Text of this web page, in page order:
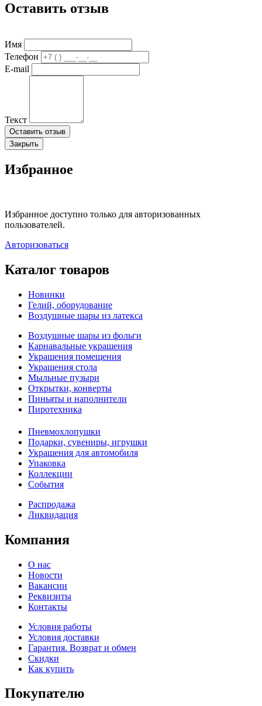
Оставить отзыв
Имя
Телефон
E-mail
Текст
Оставить отзыв
Закрыть
Избранное
Избранное доступно только для авторизованных
пользователей.
Авторизоваться
Каталог товаров
Новинки
Гелий, оборудование
Воздушные шары из латекса
Воздушные шары из фольги
Карнавальные украшения
Украшения помещения
Украшения стола
Мыльные пузыри
Открытки, конверты
Пиньяты и наполнители
Пиротехника
Пневмохлопушки
Подарки, сувениры, игрушки
Украшения для автомобиля
Упаковка
Коллекции
События
Распродажа
Ликвидация
Компания
О нас
Новости
Вакансии
Реквизиты
Контакты
Условия работы
Условия доставки
Гарантия. Возврат и обмен
Скидки
Как купить
Покупателю